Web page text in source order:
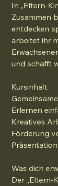
In „Eltern-
Zusammen
entdecken
arbeitet ihr
und schafft
Kursinhalt
Erlernen
Kreatives
Förderung
Was dich
Der „Eltern-